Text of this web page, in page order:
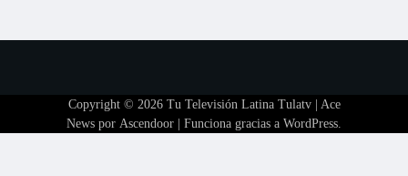
Copyright © 2026 Tu Televisión Latina Tulatv| Ace
News por Ascendoor | Funciona gracias a WordPress.